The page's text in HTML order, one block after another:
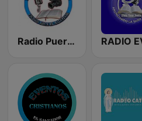
Radio Puerta del Cielo